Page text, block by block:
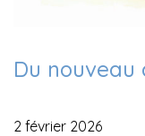
Du nouveau
2 février 2026